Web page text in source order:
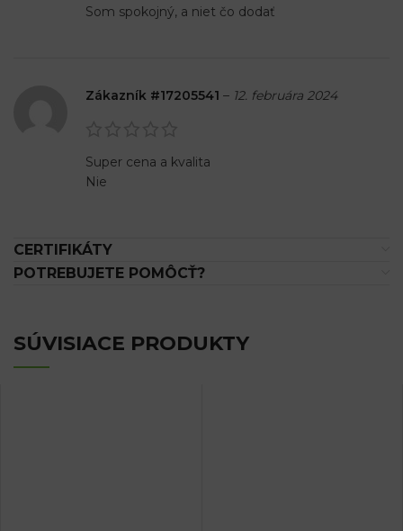
Som spokojný, a niet čo dodať
Zákazník #17205541 – 12. februára 2024
Super cena a kvalita
Nie
CERTIFIKÁTY
POTREBUJETE POMÔCŤ?
SÚVISIACE PRODUKTY